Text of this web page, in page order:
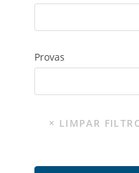
Provas